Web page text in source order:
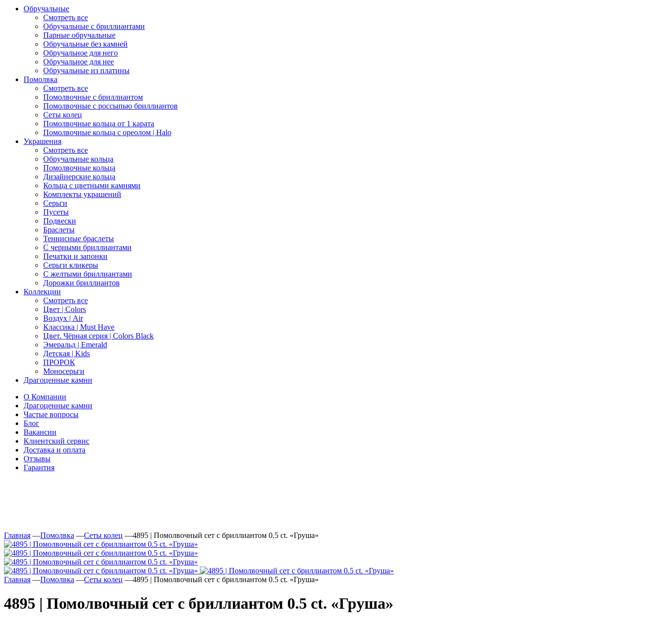
Обручальные
Смотреть все
Обручальные с бриллиантами
Парные обручальные
Обручальные без камней
Обручальное для него
Обручальное для нее
Обручальные из платины
Помолвка
Смотреть все
Помолвочные с бриллиантом
Помолвочные с россыпью бриллиантов
Сеты колец
Помолвочные кольца от 1 карата
Помолвочные кольца с ореолом | Halo
Украшения
Смотреть все
Обручальные кольца
Помолвочные кольца
Дизайнерские кольца
Кольца с цветными камнями
Комплекты украшений
Серьги
Пусеты
Подвески
Браслеты
Теннисные браслеты
C черными бриллиантами
Печатки и запонки
Серьги кликеры
С желтыми бриллиантами
Дорожки бриллиантов
Коллекции
Смотреть все
Цвет | Colors
Воздух | Air
Классика | Must Have
Цвет. Чёрная серия | Colors Black
Эмеральд | Emerald
Детская | Kids
ПРОРОК
Моносерьги
Драгоценные камни
О Компании
Драгоценные камни
Частые вопросы
Блог
Вакансии
Клиентский сервис
Доставка и оплата
Отзывы
Гарантия
Главная —Помолвка —Сеты колец —4895 | Помолвочный сет с бриллиантом 0.5 ct. «Груша»
Главная —Помолвка —Сеты колец —4895 | Помолвочный сет с бриллиантом 0.5 ct. «Груша»
4895 | Помолвочный сет с бриллиантом 0.5 ct. «Груша»